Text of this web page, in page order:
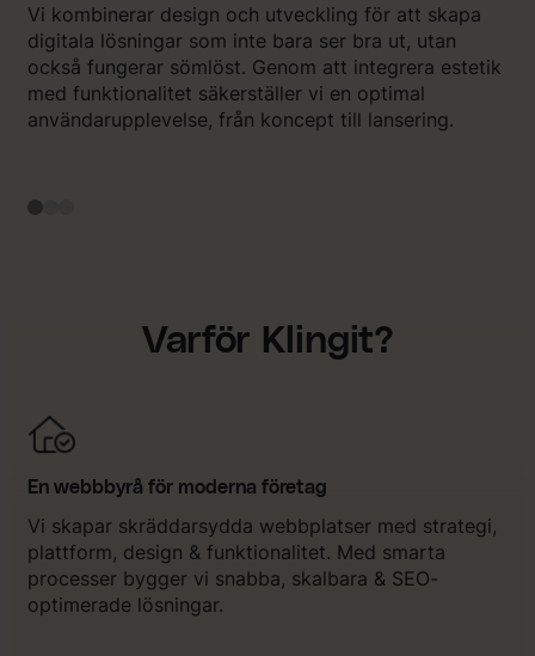
Vi kombinerar design och utveckling för att skapa
digitala lösningar som inte bara ser bra ut, utan
också fungerar sömlöst. Genom att integrera estetik
med funktionalitet säkerställer vi en optimal
användarupplevelse, från koncept till lansering.
Varför Klingit?
En webbbyrå för moderna företag
Vi skapar skräddarsydda webbplatser med strategi,
plattform, design & funktionalitet. Med smarta
processer bygger vi snabba, skalbara & SEO-
optimerade lösningar.